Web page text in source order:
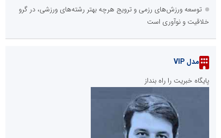
توسعه ورزش‌های رزمی و ترویج هرچه بهتر رشته‌های ورزشی، در گرو
خلاقیت و نوآوری است
مدل VIP
پایگاه خبریت را راه بنداز